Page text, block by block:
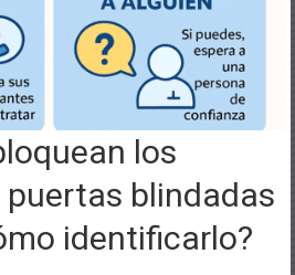
los
puertas blindadas
identificarlo?